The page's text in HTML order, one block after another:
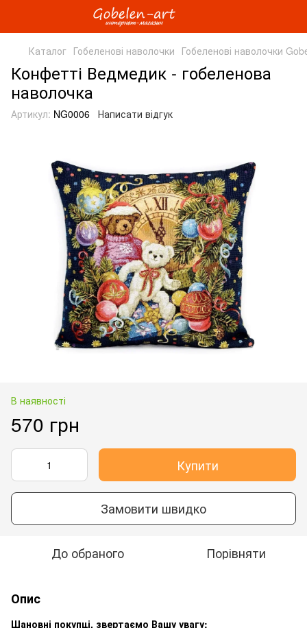
Каталог Гобеленові наволочки Гобеленові наволочки
Конфетті Ведмедик - гобеленова
наволочка
Артикул: NG0006 Написати відгук
В наявності
570 грн
Купити
Замовити швидко
До обраного Порівняти
Опис
Шановні покупці, звертаємо Вашу увагу: